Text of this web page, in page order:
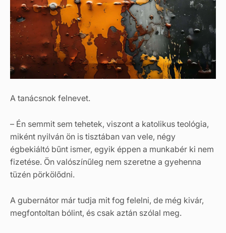
A tanácsnok felnevet.
– Én semmit sem tehetek, viszont a katolikus teológia,
miként nyilván ön is tisztában van vele, négy
égbekiáltó bűnt ismer, egyik éppen a munkabér ki nem
fizetése. Ön valószínűleg nem szeretne a gyehenna
tüzén pörkölődni.
A gubernátor már tudja mit fog felelni, de még kivár,
megfontoltan bólint, és csak aztán szólal meg.